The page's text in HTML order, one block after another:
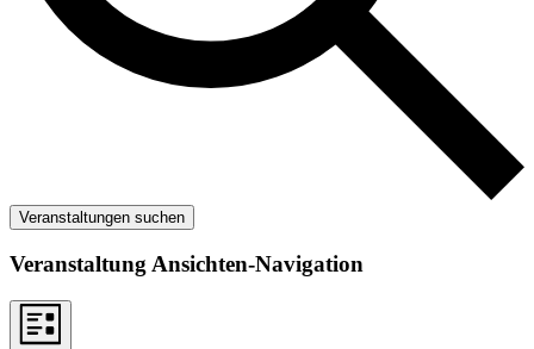
Veranstaltungen suchen
Veranstaltung Ansichten-Navigation